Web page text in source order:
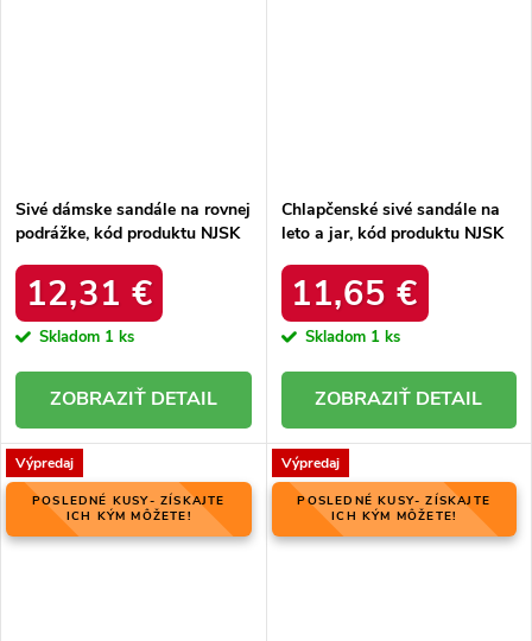
Sivé dámske sandále na rovnej
podrážke, kód produktu NJSK
12,31 €
Skladom 1 ks
DETAIL
Chlapčenské sivé sandále na
leto a jar, kód produktu NJSK
11,65 €
Skladom 1 ks
DETAIL
Výpredaj
POSLEDNÉ KUSY- ZÍSKAJTE
ICH KÝM MÔŽETE!
Výpredaj
POSLEDNÉ KUSY- ZÍSKAJTE
ICH KÝM MÔŽETE!